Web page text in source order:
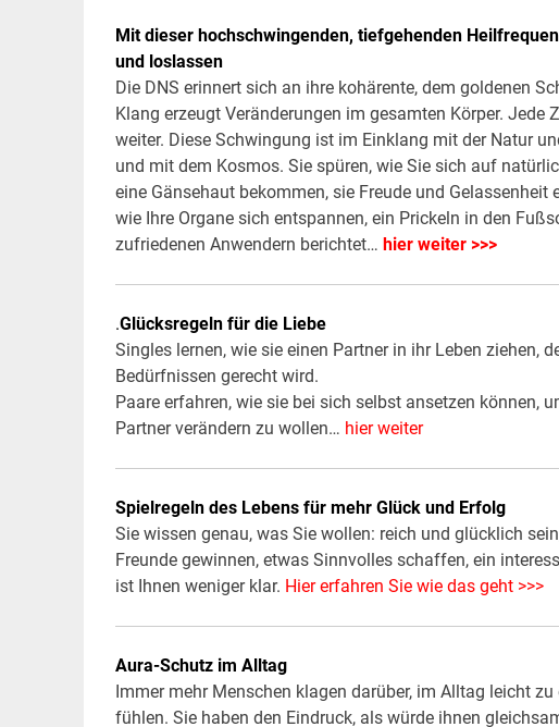
Mit dieser hochschwingenden, tiefgehenden
und loslassen
Die DNS erinnert sich an ihre kohärente, dem goldenen
Klang erzeugt Veränderungen im gesamten Körper.
weiter. Diese Schwingung ist im Einklang mit der Natur
und mit dem Kosmos. Sie spüren, wie Sie sich auf
eine Gänsehaut bekommen, sie Freude und
wie Ihre Organe sich entspannen, ein Prickeln in den
zufriedenen Anwendern berichtet… hier weiter >>>
.Glücksregeln für die Liebe
Singles lernen, wie sie einen Partner in ihr Leben ziehen,
Bedürfnissen gerecht wird.
Paare erfahren, wie sie bei sich selbst ansetzen können,
Partner verändern zu wollen… hier weiter
Spielregeln des Lebens für mehr Glück und Erfolg
Sie wissen genau, was Sie wollen: reich und glücklich
Freunde gewinnen, etwas Sinnvolles schaffen, ein
ist Ihnen weniger klar. Hier erfahren Sie wie das geht >>>
Aura-Schutz im Alltag
Immer mehr Menschen klagen darüber, im Alltag leicht
fühlen. Sie haben den Eindruck, als würde ihnen